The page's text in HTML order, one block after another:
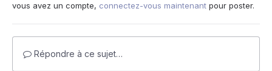
vous avez un compte, connectez-vous maintenant pour poster.
Répondre à ce sujet…